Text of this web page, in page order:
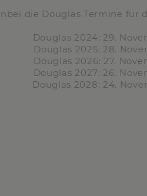
die Douglas Termine für
Douglas 2024: 29.
Douglas 2025: 28.
Douglas 2026: 27.
Douglas 2027: 26.
Douglas 2028: 24.